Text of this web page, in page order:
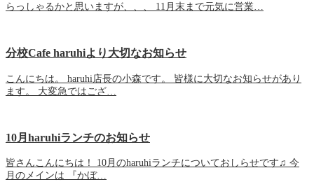
らっしゃるかと思いますが、、、 11月末まで元気に営業…
分校Cafe haruhiより大切なお知らせ
こんにちは。 haruhi店長の小森です。 皆様に大切なお知らせがあり
ます。 大変急ではござ…
10月haruhiランチのお知らせ
皆さんこんにちは！ 10月のharuhiランチについておしらせです♫ 今
月のメインは 『かぼ…